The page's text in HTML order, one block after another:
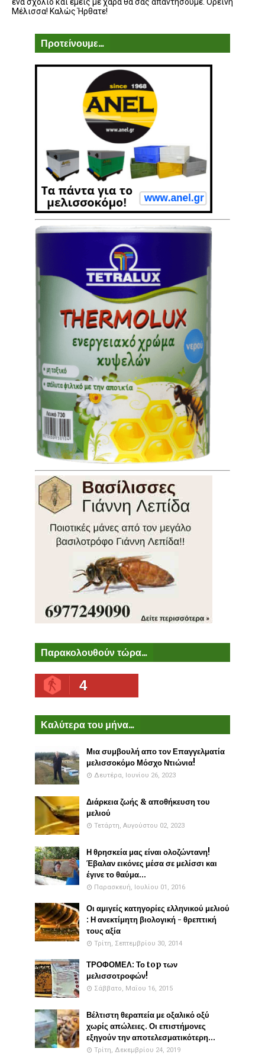
Μέλισσα! Καλώς Ήρθατε!
Προτείνουμε...
Παρακολουθούν τώρα...
4
Καλύτερα του μήνα...
Μια συμβουλή απο τον Επαγγελματία
μελισσοκόμο Μόσχο Ντιώνια!
Δευτέρα, Ιουνίου 26, 2023
Διάρκεια ζωής & αποθήκευση του
μελιού
Τετάρτη, Αυγούστου 02, 2023
Η θρησκεία μας είναι ολοζώντανη!
Έβαλαν εικόνες μέσα σε μελίσσι και
έγινε το θαύμα...
Παρασκευή, Ιουλίου 01, 2016
Οι αμιγείς κατηγορίες ελληνικού μελιού
: Η ανεκτίμητη βιολογική - θρεπτική
τους αξία
Τρίτη, Σεπτεμβρίου 30, 2014
ΤΡΟΦΟΜΕΛ: Το top των
μελισσοτροφών!
Σάββατο, Μαΐου 16, 2015
Βέλτιστη θεραπεία με οξαλικό οξύ
χωρίς απώλειες. Οι επιστήμονες
εξηγούν την αποτελεσματικότερη...
Τρίτη, Δεκεμβρίου 24, 2019